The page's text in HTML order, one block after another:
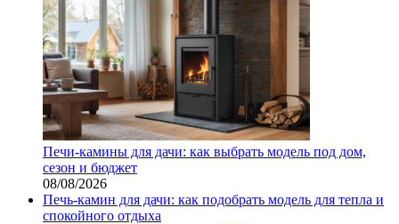
Печи-камины для дачи: как выбрать модель под дом,
сезон и бюджет
08/08/2026
Печь-камин для дачи: как подобрать модель для тепла и
спокойного отдыха